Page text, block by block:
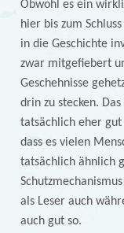
Obwohl es ein
hier bis zum
in die Geschichte
zwar mitgefiebert
Geschehnisse
drin zu stecken.
tatsächlich eher
dass es vielen
tatsächlich ähnlich
als Leser auch
auch gut so.